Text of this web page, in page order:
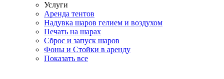
Услуги
Аренда тентов
Надувка шаров гелием и воздухом
Печать на шарах
Сброс и запуск шаров
Фоны и Стойки в аренду
Показать все